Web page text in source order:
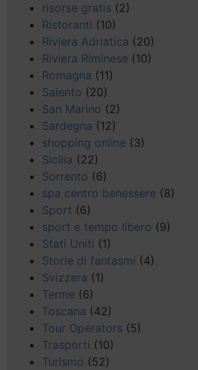
risorse gratis (2)
Ristoranti (10)
Riviera Adriatica (20)
Riviera Riminese (10)
Romagna (11)
Salento (20)
San Marino (2)
Sardegna (12)
shopping online (3)
Sicilia (22)
Sorrento (6)
spa centro benessere (8)
Sport (6)
sport e tempo libero (9)
Stati Uniti (1)
Storie di fantasmi (4)
Svizzera (1)
Terme (6)
Toscana (42)
Tour Operators (5)
Trasporti (10)
Turismo (52)